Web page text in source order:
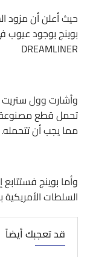
DREAMLINER
وأشارت وول
تحمل قطع مصنوعة
مما يجب أن تتحمله.
وأما بوينج
السلطات
قد تعجبك أيضاً